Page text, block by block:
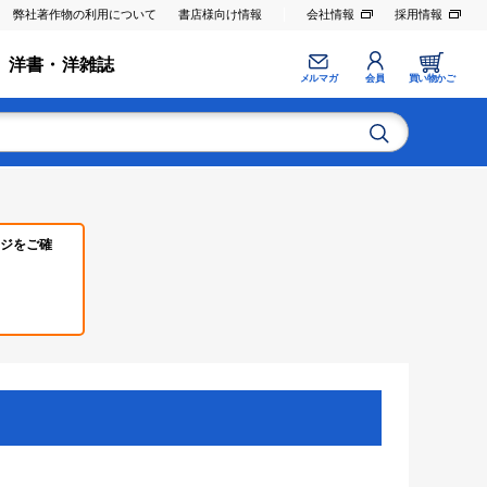
弊社著作物の利用について 書店様向け情報 会社情報 採用情報
洋書・洋雑誌
メルマガ 会員 買い物かご
をご確